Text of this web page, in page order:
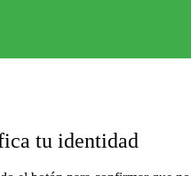
tu identidad